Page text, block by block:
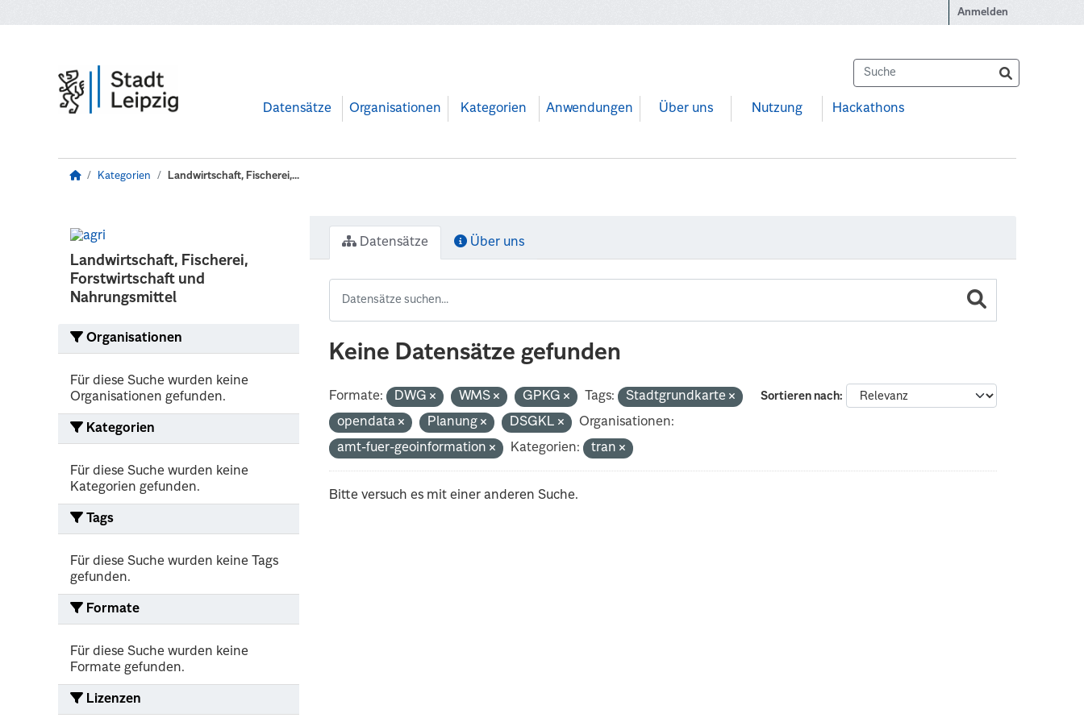
Anmelden
Datensätze Organisationen Kategorien Anwendungen Über uns Nutzung Hackathons
Kategorien Landwirtschaft, Fischerei,...
Landwirtschaft, Fischerei,
Forstwirtschaft und
Nahrungsmittel
Organisationen
Für diese Suche wurden keine
Organisationen gefunden.
Kategorien
Für diese Suche wurden keine
Kategorien gefunden.
Tags
Für diese Suche wurden keine Tags
gefunden.
Formate
Für diese Suche wurden keine
Formate gefunden.
Lizenzen
Datensätze Über uns
Keine Datensätze gefunden
Sortieren nach
Formate: DWG WMS GPKG Tags:
Stadtgrundkarte
opendata
Planung DSGKL
Organisationen:
amt-fuer-geoinformation
Kategorien: tran
Bitte versuch es mit einer anderen Suche.